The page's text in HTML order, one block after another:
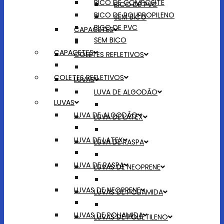
BICO DE PVC
SEM BICO
CAPACETES
COLETES REFLETIVOS
LUVAS
LUVA DE ALGODÃO
LUVA DE LATEX
LUVA DE RASPA
LUVAS DE NEOPRENE
LUVAS DE POLIAMIDA
LUVAS DE POLIETILENO
BICO DE COMPOSITE
BICO DE POLIPROPILENO
BICO DE PVC
SEM BICO
CAPACETES
COLETES REFLETIVOS
LUVAS
LUVA DE ALGODÃO
LUVA DE LATEX
LUVA DE RASPA
LUVAS DE NEOPRENE
LUVAS DE POLIAMIDA